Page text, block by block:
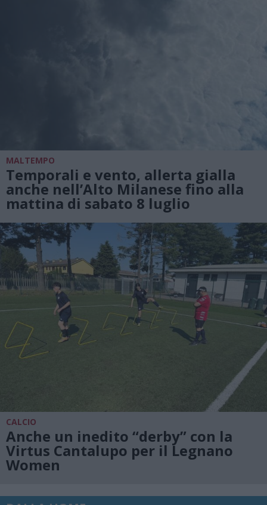
MALTEMPO
Temporali e vento, allerta gialla
anche nell’Alto Milanese fino alla
mattina di sabato 8 luglio
CALCIO
Anche un inedito “derby” con la
Virtus Cantalupo per il Legnano
Women